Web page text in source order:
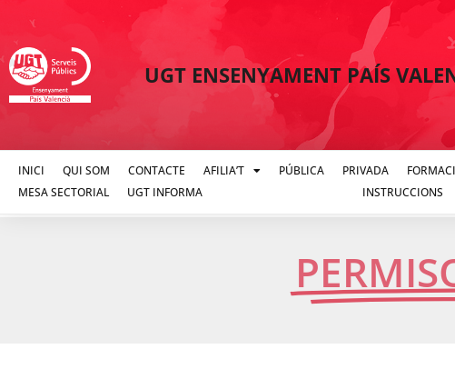
UGT ENSENYAMENT PAÍS
INICI QUI SOM CONTACTE AFILIA’T PÚBLICA PRIVADA
MESA SECTORIAL
UGT INFORMA INSTRUCCIONS